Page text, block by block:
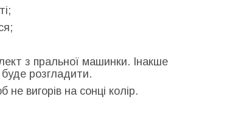
з пральної машинки. Інакше
розгладити.
вигорів на сонці колір.